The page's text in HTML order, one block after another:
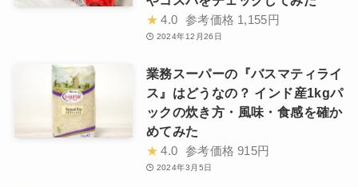
★ 4.0 参考価格 1,155円
2024年12月26日
業務スーパーの『バスマティライ
ス』はどうなの？ インド産1kgパ
ックの炊き方・風味・食感を確か
めてみた
★ 4.0 参考価格 915円
2024年3月5日